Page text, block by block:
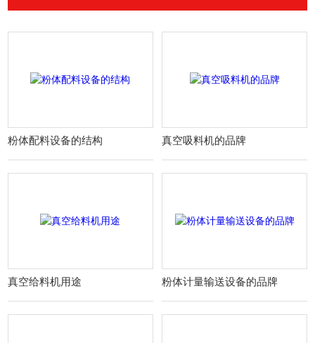
粉体配料设备的结构 真空吸料机的品牌
真空给料机用途 粉体计量输送设备的品牌